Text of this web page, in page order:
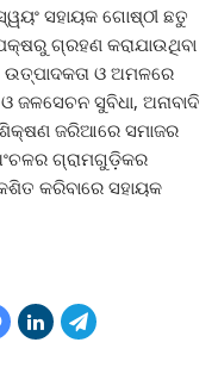
ସହାୟକ ଗୋଷ୍ଠୀ ଛତୁ
ଗ୍ରହଣ କରାଯାଉଥିବା
ଓ ଅମଳରେ
ସୁବିଧା, ଅନାବାଦି
ଜରିଆରେ ସମାଜର
ଅଂଚଳର ଗ୍ରାମଗୁଡ଼ିକର
କରିବାରେ ସହାୟକ